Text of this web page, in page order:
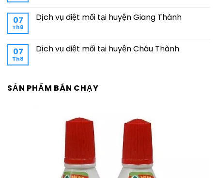
07
Th8
Dịch vụ diệt mối tại huyện Giang Thành
07
Th8
Dịch vụ diệt mối tại huyện Châu Thành
SẢN PHẨM BÁN CHẠY